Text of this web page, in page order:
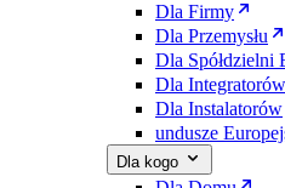
Dla Firmy
Dla Przemysłu
Dla Spółdzielni
Dla Integratorów
Dla Instalatorów
undusze
Dla kogo